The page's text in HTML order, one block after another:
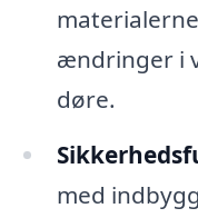
ændringer i
døre.
med